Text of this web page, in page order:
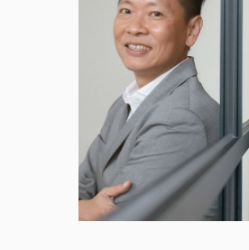
企業用戶登入